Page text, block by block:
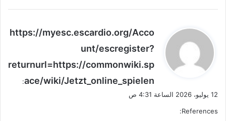
ي
و
ل
https://myesc.escardio.org/Acco
unt/escregister?
returnurl=https://commonwiki.sp
ace/wiki/Jetzt_online_spielen
:
12 يوليو، 2026 الساعة 4:31 ص
References: